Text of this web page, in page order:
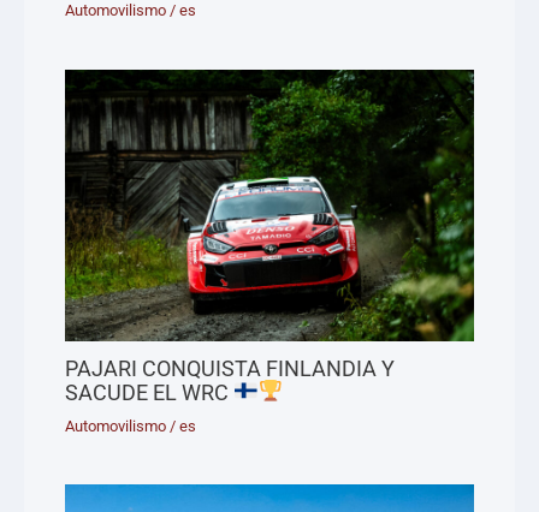
Automovilismo /es
PAJARI CONQUISTA FINLANDIA Y
SACUDE EL WRC
Automovilismo /es